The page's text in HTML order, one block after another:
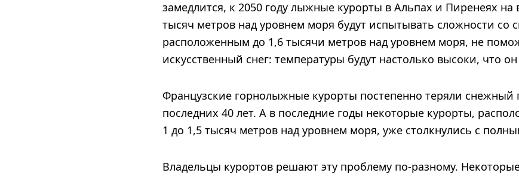
замедлится, к 2050 году лыжные курорты в Альпах и Пиренеях на
тысяч метров над уровнем моря будут испытывать сложности со
расположенным до 1,6 тысячи метров над уровнем моря, не
искусственный снег: температуры будут настолько высоки, что
Французские горнолыжные курорты постепенно теряли снежный
последних 40 лет. А в последние годы некоторые курорты,
1 до 1,5 тысяч метров над уровнем моря, уже столкнулись с
Владельцы курортов решают эту проблему по-разному.